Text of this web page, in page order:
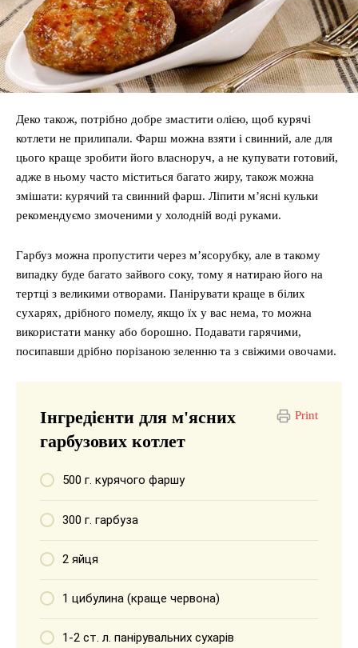
Деко також, потрібно добре змастити олією, щоб курячі
котлети не прилипали. Фарш можна взяти і свинний, але для
цього краще зробити його власноруч, а не купувати готовий,
адже в ньому часто міститься багато жиру, також можна
змішати: курячий та свинний фарш. Ліпити м’ясні кульки
рекомендуємо змоченими у холодній воді руками.
Гарбуз можна пропустити через м’ясорубку, але в такому
випадку буде багато зайвого соку, тому я натираю його на
тертці з великими отворами. Панірувати краще в білих
сухарях, дрібного помелу, якщо їх у вас нема, то можна
використати манку або борошно. Подавати гарячими,
посипавши дрібно порізаною зеленню та з свіжими овочами.
Print
Інгредієнти для м'ясних
гарбузових котлет
500 г. курячого фаршу
300 г. гарбуза
2 яйця
1 цибулина (краще червона)
1-2 ст. л. панірувальних сухарів